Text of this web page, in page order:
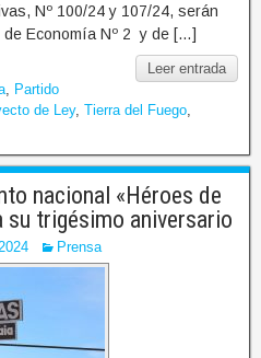
Nº 100/24 y 107/24, serán
Economía Nº 2 y de […]
Leer entrada
Partido
de Ley, Tierra del Fuego
nacional «Héroes de
su trigésimo aniversario
Prensa